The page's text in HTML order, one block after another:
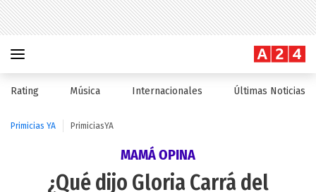
Rating Música Internacionales Últimas Noticias
Primicias YA PrimiciasYA
MAMÁ OPINA
¿Qué dijo Gloria Carrá del